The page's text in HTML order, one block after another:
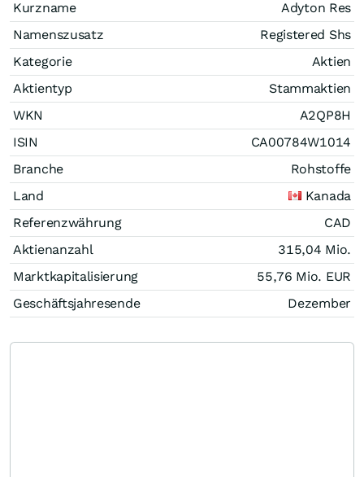
Kurzname
Adyton Res
Namenszusatz
Registered Shs
Kategorie
Aktien
Aktientyp
Stammaktien
WKN
A2QP8H
ISIN
CA00784W1014
Branche
Rohstoffe
Land
Kanada
Referenzwährung
CAD
Aktienanzahl
315,04 Mio.
Marktkapitalisierung
55,76 Mio. EUR
Geschäftsjahresende
Dezember